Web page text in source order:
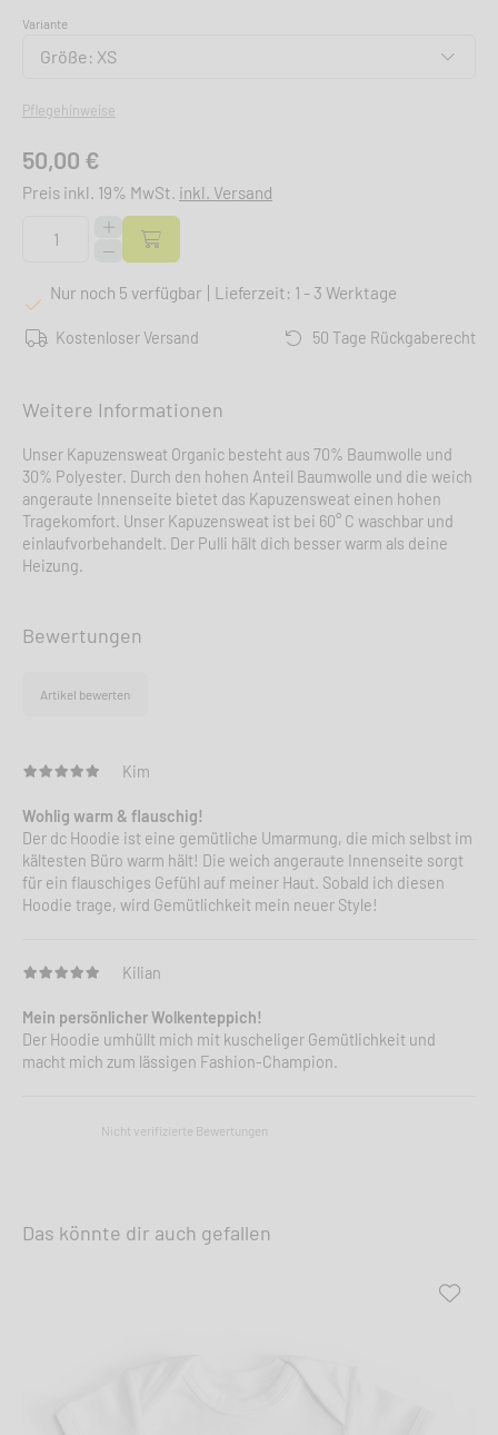
Weitere Informationen
Unser Kapuzensweat Organic besteht aus 70% Baumwolle und
30% Polyester. Durch den hohen Anteil Baumwolle und die weich
angeraute Innenseite bietet das Kapuzensweat einen hohen
Tragekomfort. Unser Kapuzensweat ist bei 60° C waschbar und
einlaufvorbehandelt. Der Pulli hält dich besser warm als deine
Heizung.
Bewertungen
Artikel bewerten
Kim
Wohlig warm & flauschig!
Der dc Hoodie ist eine gemütliche Umarmung, die mich selbst im
kältesten Büro warm hält! Die weich angeraute Innenseite sorgt
für ein flauschiges Gefühl auf meiner Haut. Sobald ich diesen
Hoodie trage, wird Gemütlichkeit mein neuer Style!
Kilian
Mein persönlicher Wolkenteppich!
Der Hoodie umhüllt mich mit kuscheliger Gemütlichkeit und
macht mich zum lässigen Fashion-Champion.
Nicht verifizierte Bewertungen
Variante
Größe: XS
Pflegehinweise
50,00 €
Preis inkl. 19% MwSt. inkl. Versand
Nur noch 5 verfügbar Lieferzeit: 1 - 3 Werktage
Kostenloser Versand 50 Tage Rückgaberecht
Das könnte dir auch gefallen